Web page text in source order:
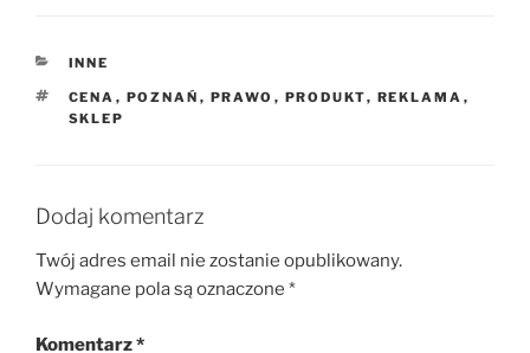
KATEGORIE
INNE
TAGI
CENA , POZNAŃ , PRAWO , PRODUKT, REKLAMA ,
SKLEP
Dodaj komentarz
Twój adres email nie zostanie opublikowany.
Wymagane pola są oznaczone *
Komentarz*